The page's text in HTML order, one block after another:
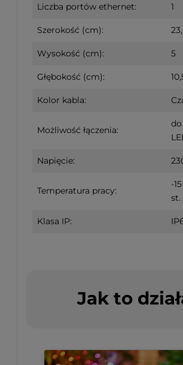
Liczba portów ethernet: 1
Szerokość (cm):
Wysokość (cm): 5
Głębokość (cm):
Kolor kabla:
Możliwość łączenia:
Napięcie:
Temperatura pracy:
-
st.
Klasa IP:
Jak to